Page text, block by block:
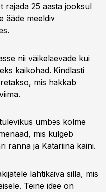
rajada 25 aasta jooksul
ääde meeldiv
nii väikelaevade kui
kaikohad. Kindlasti
mis hakkab
umbes kolme
mis kulgeb
ranna ja Katariina kaini.
lahtikäiva silla, mis
Teine idee on